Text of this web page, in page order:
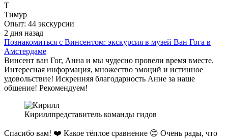
Т
Тимур
Опыт: 44 экскурсии
2 дня назад
Познакомиться с Винсентом: экскурсия в музей Ван Гога в
Амстердаме
Винсент ван Гог, Анна и мы чудесно провели время вместе.
Интересная информация, множество эмоций и истинное
удовольствие! Искренняя благодарность Анне за наше
общение! Рекомендуем!
Кириллпредставитель команды гидов
Спасибо вам! ❤️ Какое тёплое сравнение 😊 Очень рады, что